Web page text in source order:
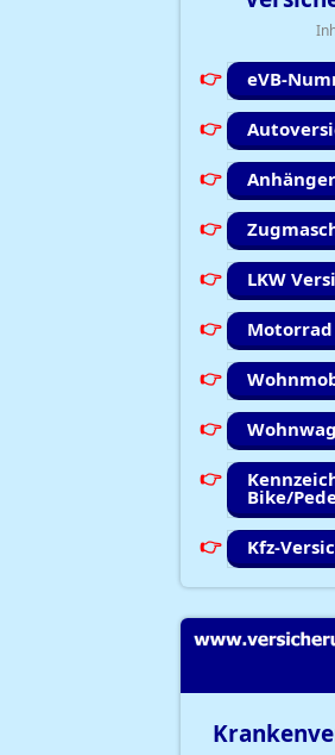
eVB-
LKW
Motorrad
Bike/
Kfz-